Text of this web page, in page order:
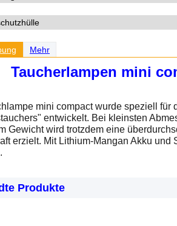
Mehr
Taucherlampen mini
mini compact wurde speziell für
entwickelt. Bei kleinsten
Gewicht wird trotzdem eine
erzielt. Mit Lithium-Mangan Akku und
Produkte